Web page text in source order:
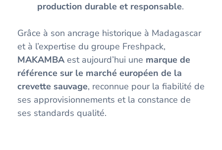
production durable et responsable.
Grâce à son ancrage historique à Madagascar
et à l’expertise du groupe Freshpack,
MAKAMBAest aujourd’hui une marque de
référence sur le marché européen de la
crevette sauvage, reconnue pour la fiabilité de
ses approvisionnements et la constance de
ses standards qualité.